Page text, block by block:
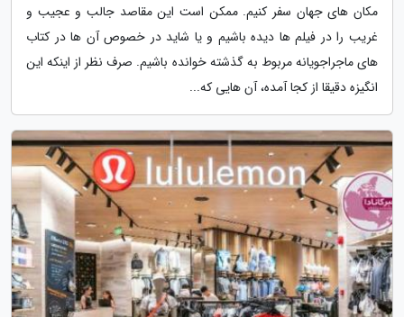
مکان های جهان سفر کنیم. ممکن است این مقاصد جالب و عجیب و
غریب را در فیلم ها دیده باشیم و یا شاید در خصوص آن ها در کتاب
های ماجراجویانه مربوط به گذشته خوانده باشیم. صرف نظر از اینکه این
انگیزه دقیقا از کجا آمده، آن هایی که...